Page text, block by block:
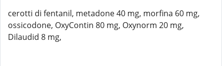
cerotti di fentanil, metadone 40 mg, morfina 60 mg,
ossicodone, OxyContin 80 mg, Oxynorm 20 mg,
Dilaudid 8 mg,